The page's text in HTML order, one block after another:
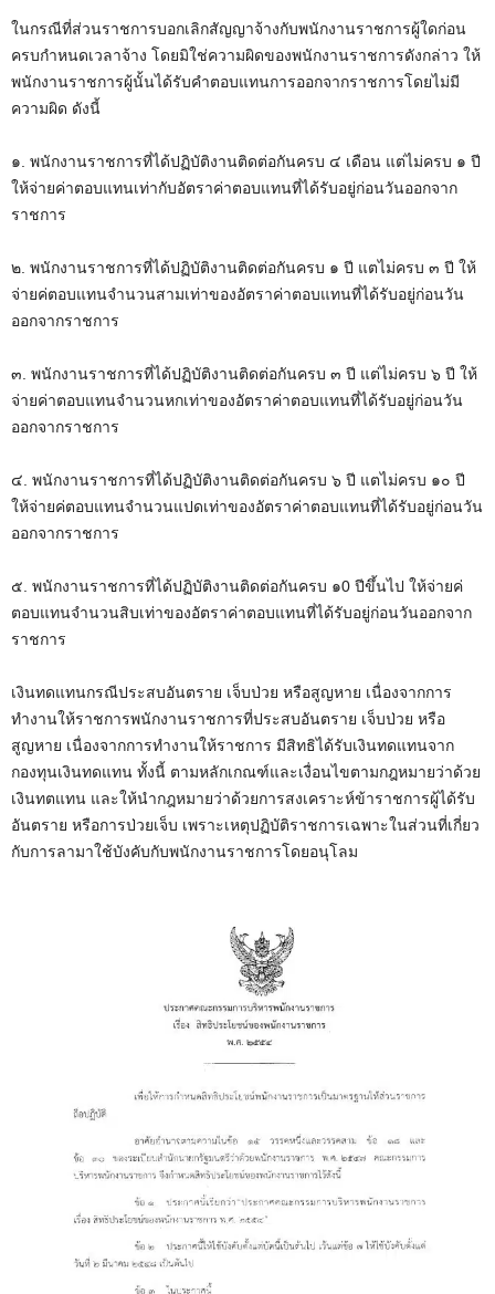
ในกรณีที่ส่วนราชการบอกเลิกสัญญาจ้างกับพนักงานราชการผู้ใดก่อน
ครบกำหนดเวลาจ้าง โดยมิใช่ความผิดของพนักงานราชการดังกล่าว ให้
พนักงานราชการผู้นั้นได้รับคำตอบแทนการออกจากราชการโดยไม่มี
ความผิด ดังนี้
๑. พนักงานราชการที่ได้ปฏิบัติงานติดต่อกันครบ ๔ เดือน แต่ไม่ครบ ๑ ปี
ให้จ่ายค่าตอบแทนเท่ากับอัตราค่าตอบแทนที่ได้รับอยู่ก่อนวันออกจาก
ราชการ
๒. พนักงานราชการที่ได้ปฏิบัติงานติดต่อกันครบ ๑ ปี แตไม่ครบ ๓ ปี ให้
จ่ายค่ตอบแทนจำนวนสามเท่าของอัตราค่าตอบแทนที่ได้รับอยู่ก่อนวัน
ออกจากราชการ
๓. พนักงานราชการที่ได้ปฏิบัติงานติดต่อกันครบ ๓ ปี แต่ไม่ครบ ๖ ปี ให้
จ่ายค่าตอบแทนจำนวนหกเท่าของอัตราค่าตอบแทนที่ได้รับอยู่ก่อนวัน
ออกจากราชการ
๔. พนักงานราชการที่ได้ปฏิบัติงานติดต่อกันครบ ๖ ปี แตไม่ครบ ๑๐ ปี
ให้จ่ายค่ตอบแทนจำนวนแปดเท่าของอัตราค่าตอบแทนที่ได้รับอยู่ก่อนวัน
ออกจากราชการ
๕. พนักงานราชการที่ได้ปฏิบัติงานติดต่อกันครบ ๑0 ปีขึ้นไป ให้จ่ายค่
ตอบแทนจำนวนสิบเท่าของอัตราค่าตอบแทนที่ได้รับอยู่ก่อนวันออกจาก
ราชการ
เงินทดแทนกรณีประสบอันตราย เจ็บป่วย หรือสูญหาย เนื่องจากการ
ทำงานให้ราชการพนักงานราชการที่ประสบอันตราย เจ็บป่วย หรือ
สูญหาย เนื่องจากการทำงานให้ราชการ มีสิทธิได้รับเงินทดแทนจาก
กองทุนเงินทดแทน ทั้งนี้ ตามหลักเกณฑ์และเงื่อนไขตามกฎหมายว่าด้วย
เงินทตแทน และให้นำกฎหมายว่าด้วยการสงเคราะห์ข้าราชการผู้ได้รับ
อันตราย หรือการป่วยเจ็บ เพราะเหตุปฏิบัติราชการเฉพาะในส่วนที่เกี่ยว
กับการลามาใช้บังคับกับพนักงานราชการโดยอนุโลม